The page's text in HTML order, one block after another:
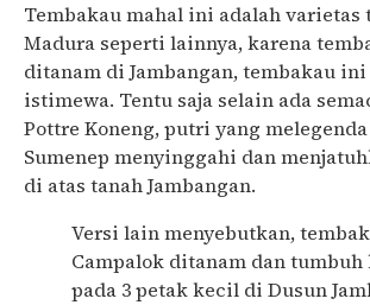
Tembakau mahal ini adalah varietas
Madura seperti lainnya, karena
ditanam di Jambangan, tembakau
istimewa. Tentu saja selain ada
Pottre Koneng, putri yang
Sumenep menyinggahi dan
di atas tanah Jambangan.
Versi lain menyebutkan,
Campalok ditanam dan tumbuh
pada 3 petak kecil di Dusun